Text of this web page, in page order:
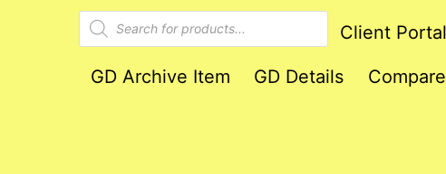
Products
search
Client Portal
GD Archive Item GD Details Compare